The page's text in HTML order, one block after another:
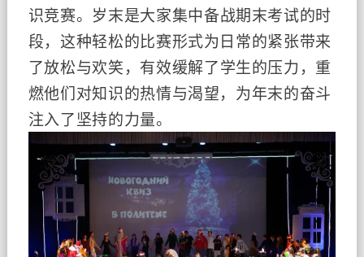
识竞赛。 岁末是大家集中备战期末考试的时
段， 这种轻松的比赛形式为日常的紧张带来
了放松与欢笑，有效缓解了学生的压力，重
燃他们对知识的热情与渴望，为年末的奋斗
注入了坚持的力量。